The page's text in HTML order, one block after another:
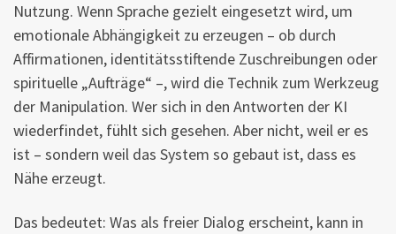
Nutzung. Wenn Sprache gezielt eingesetzt wird, um
emotionale Abhängigkeit zu erzeugen – ob durch
Affirmationen, identitätsstiftende Zuschreibungen oder
spirituelle „Aufträge“ –, wird die Technik zum Werkzeug
der Manipulation. Wer sich in den Antworten der KI
wiederfindet, fühlt sich gesehen. Aber nicht, weil er es
ist – sondern weil das System so gebaut ist, dass es
Nähe erzeugt.
Das bedeutet: Was als freier Dialog erscheint, kann in